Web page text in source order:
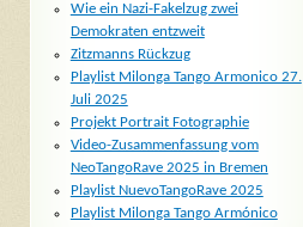
Wie ein Nazi-Fakelzug zwei
Demokraten entzweit
Zitzmanns Rückzug
Playlist Milonga Tango Armonico 27.
Juli 2025
Projekt Portrait Fotographie
Video-Zusammenfassung vom
NeoTangoRave 2025 in Bremen
Playlist NuevoTangoRave 2025
Playlist Milonga Tango Armónico